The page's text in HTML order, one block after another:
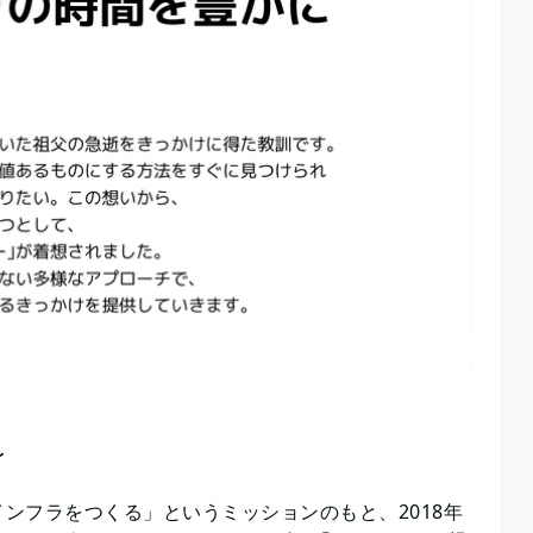
フラをつくる」というミッションのもと、2018年